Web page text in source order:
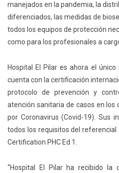
manejados en la pandemia, la
diferenciados, las medidas de
todos los equipos de protección
como para los profesionales a
Hospital El Pilar es ahora el
cuenta con la certificación
protocolo de prevención y
atención sanitaria de casos en los
por Coronavirus (Covid-19). Sus
todos los requisitos del referencial
Certification PHC Ed 1.
“Hospital El Pilar ha recibido la